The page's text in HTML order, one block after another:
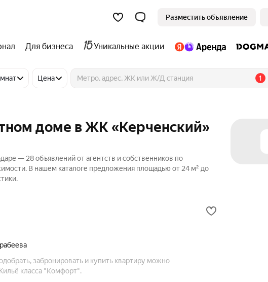
Разместить объявление
Для бизнеса Уникальные акции
Цена 1
доме в ЖК «Керченский»
— 28 объявлений от агентств и собственников по
В нашем каталоге предложения площадью от 24 м² до
забронировать и купить квартиру можно
класса "Комфорт".